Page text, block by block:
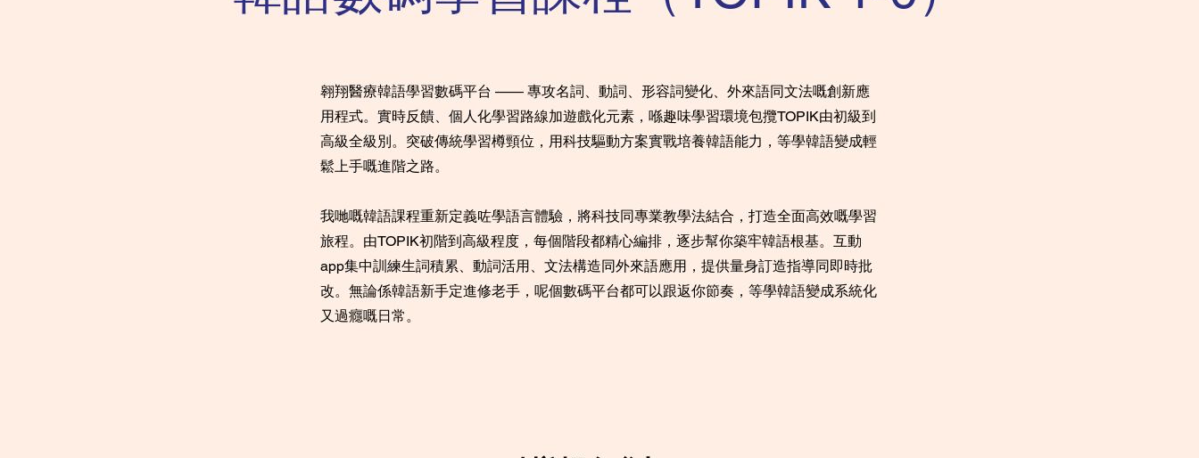
翱翔醫療韓語學習數碼平台 —— 專攻名詞、動詞、形容詞變化、外來語同文法嘅創新應
用程式。實時反饋、個人化學習路線加遊戲化元素，喺趣味學習環境包攬TOPIK由初級到
高級全級別。突破傳統學習樽頸位，用科技驅動方案實戰培養韓語能力，等學韓語變成輕
鬆上手嘅進階之路。
我哋嘅韓語課程重新定義咗學語言體驗，將科技同專業教學法結合，打造全面高效嘅學習
旅程。由TOPIK初階到高級程度，每個階段都精心編排，逐步幫你築牢韓語根基。互動
app集中訓練生詞積累、動詞活用、文法構造同外來語應用，提供量身訂造指導同即時批
改。無論係韓語新手定進修老手，呢個數碼平台都可以跟返你節奏，等學韓語變成系統化
又過癮嘅日常。